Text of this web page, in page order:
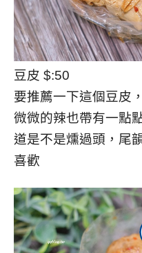
豆皮 $:50
要推薦一下這個豆皮
微微的辣也帶有一點
道是不是燻過頭，尾
喜歡